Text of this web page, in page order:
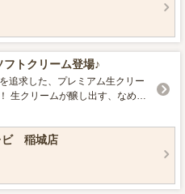
トクリーム登場♪
追求した、プレミアム生クリー
生クリームが醸し出す、なめら
つ、こだわり溢れるソフトクリー
ビ 稲城店